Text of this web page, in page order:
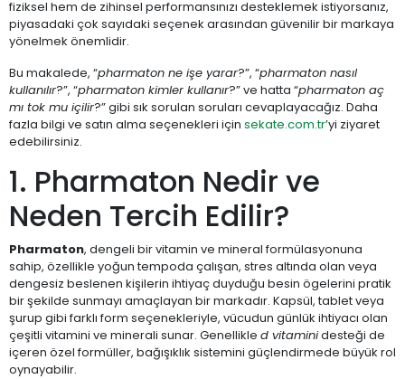
fiziksel hem de zihinsel performansınızı desteklemek istiyorsanız,
piyasadaki çok sayıdaki seçenek arasından güvenilir bir markaya
yönelmek önemlidir.
Bu makalede, “pharmaton ne işe yarar?”, “pharmaton nasıl
kullanılır?”, “pharmaton kimler kullanır?” ve hatta “pharmaton aç
mı tok mu içilir?” gibi sık sorulan soruları cevaplayacağız. Daha
fazla bilgi ve satın alma seçenekleri için sekate.com.tr’yi ziyaret
edebilirsiniz.
1. Pharmaton Nedir ve
Neden Tercih Edilir?
Pharmaton, dengeli bir vitamin ve mineral formülasyonuna
sahip, özellikle yoğun tempoda çalışan, stres altında olan veya
dengesiz beslenen kişilerin ihtiyaç duyduğu besin ögelerini pratik
bir şekilde sunmayı amaçlayan bir markadır. Kapsül, tablet veya
şurup gibi farklı form seçenekleriyle, vücudun günlük ihtiyacı olan
çeşitli vitamini ve minerali sunar. Genellikle d vitaminidesteği de
içeren özel formüller, bağışıklık sistemini güçlendirmede büyük rol
oynayabilir.